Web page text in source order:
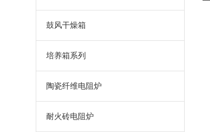
鼓风干燥箱
培养箱系列
陶瓷纤维电阻炉
耐火砖电阻炉